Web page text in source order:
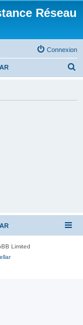
Réseau
Connexion
Limited